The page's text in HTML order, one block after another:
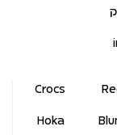
Crocs
Hoka